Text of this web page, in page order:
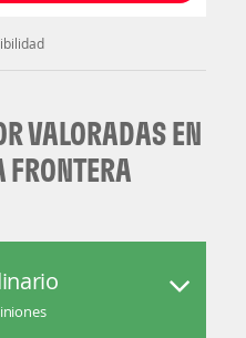
VALORADAS EN
FRONTERA